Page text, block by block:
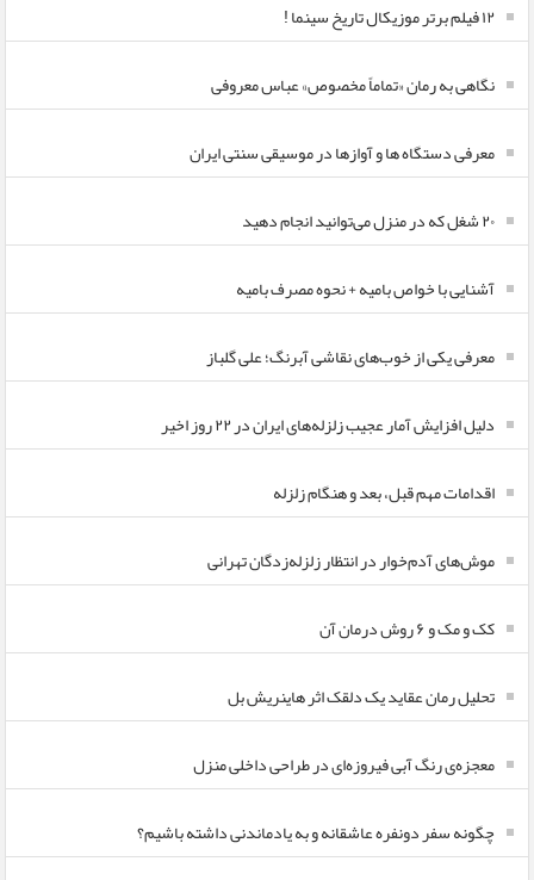
۱۲ فیلم برتر موزیکال تاریخ سینما !
نگاهی به رمان «تماماً مخصوص» عباس معروفی
معرفی دستگاه ها و آوازها در موسیقی سنتی ایران
۲۰ شغل که در منزل می‌توانید انجام دهید
آشنایی با خواص بامیه + نحوه مصرف بامیه
معرفی یکی از خوب‌های نقاشی آبرنگ؛ علی گلباز
دلیل افزایش آمار عجیب زلزله‌های ایران در ۲۲ روز اخیر
اقدامات مهم قبل، بعد و هنگام زلزله
موش‌های آدم‌خوار در انتظار زلزله‌زدگان تهرانی
کک و مک و ۶ روش درمان آن
تحلیل رمان عقاید یک دلقک اثر هاینریش بل
معجزه‌ی رنگ آبی فیروزه‌ای در طراحی داخلی منزل
چگونه سفر دونفره عاشقانه و به یادماندنی داشته باشیم؟